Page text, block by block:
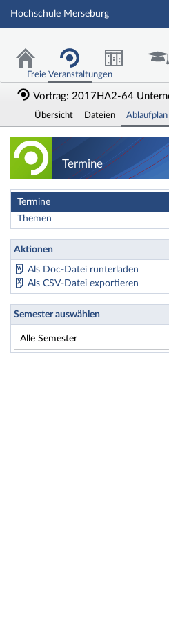
Hochschule Merseburg
Freie Veranstaltungen
Vortrag: 2017HA2-64
Übersicht Dateien Ablaufplan
Termine
Termine
Themen
Aktionen
Als Doc-Datei runterladen
Als CSV-Datei exportieren
Semester auswählen